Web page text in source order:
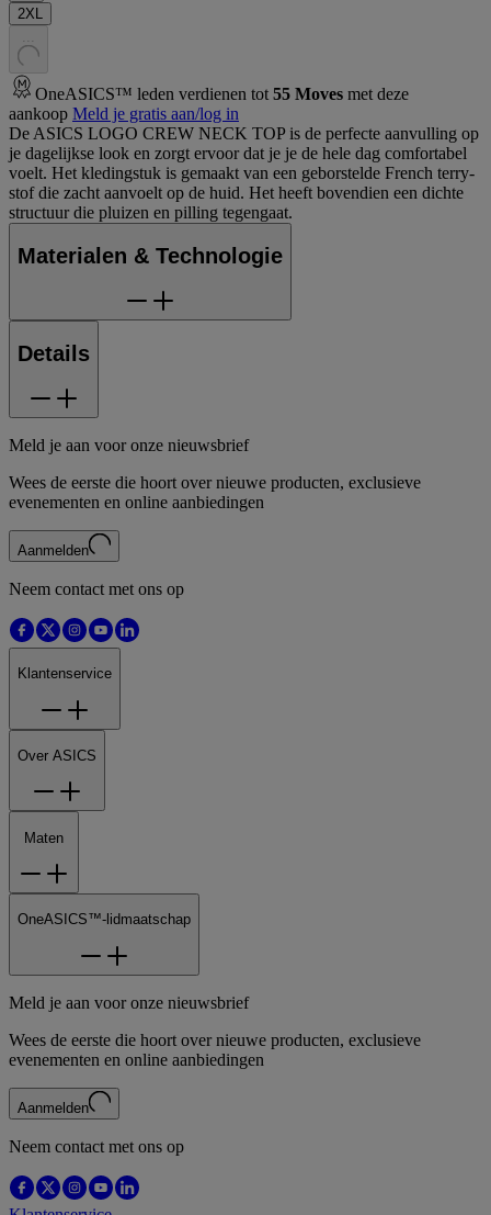
2XL
OneASICS™ leden verdienen tot 55 Moves met deze
aankoop Meld je gratis aan/log in
De ASICS LOGO CREW NECK TOP is de perfecte aanvulling op
je dagelijkse look en zorgt ervoor dat je je de hele dag comfortabel
voelt. Het kledingstuk is gemaakt van een geborstelde French terry-
stof die zacht aanvoelt op de huid. Het heeft bovendien een dichte
structuur die pluizen en pilling tegengaat.
Materialen & Technologie
Details
Meld je aan voor onze nieuwsbrief
Wees de eerste die hoort over nieuwe producten, exclusieve
evenementen en online aanbiedingen
Aanmelden
Neem contact met ons op
Klantenservice
Over ASICS
Maten
OneASICS™-lidmaatschap
Meld je aan voor onze nieuwsbrief
Wees de eerste die hoort over nieuwe producten, exclusieve
evenementen en online aanbiedingen
Aanmelden
Neem contact met ons op